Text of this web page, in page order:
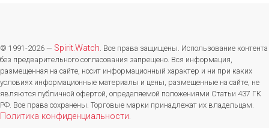
© 1991-2026 — Spirit.Watch. Все права защищены. Использование контента
без предварительного согласования запрещено. Вся информация,
размещенная на сайте, носит информационный характер и ни при каких
условиях информационные материалы и цены, размещенные на сайте, не
являются публичной офертой, определяемой положениями Статьи 437 ГК
РФ. Все права сохранены. Торговые марки принадлежат их владельцам.
Политика конфиденциальности.